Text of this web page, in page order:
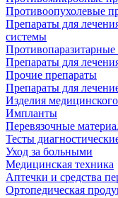
Противоопухолевые
Препараты для
системы
Препараты для
Прочие препараты
Препараты для
Изделия
Импланты
Перевязочные
Тесты
Уход за больными
Медицинская техника
Аптечки и средства
Ортопедическая